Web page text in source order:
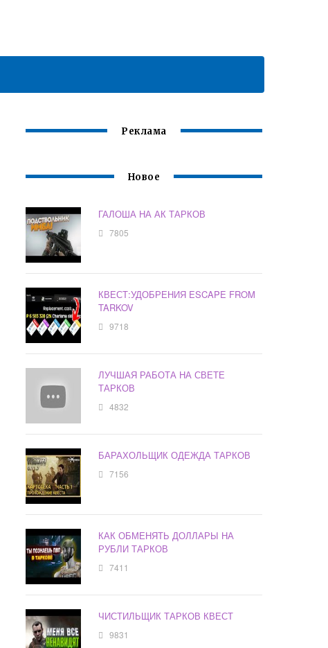
Реклама
Новое
ГАЛОША НА АК ТАРКОВ
7805
КВЕСТ:УДОБРЕНИЯ ESCAPE FROM
TARKOV
9718
ЛУЧШАЯ РАБОТА НА СВЕТЕ
ТАРКОВ
4832
БАРАХОЛЬЩИК ОДЕЖДА ТАРКОВ
7156
КАК ОБМЕНЯТЬ ДОЛЛАРЫ НА
РУБЛИ ТАРКОВ
7411
ЧИСТИЛЬЩИК ТАРКОВ КВЕСТ
9831